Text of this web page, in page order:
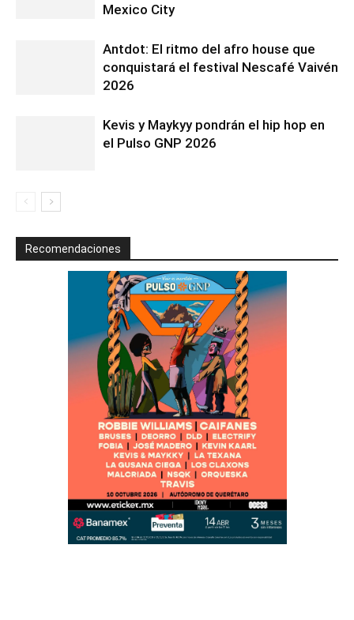
Mexico City
Antdot: El ritmo del afro house que
conquistará el festival Nescafé Vaivén
2026
Kevis y Maykyy pondrán el hip hop en
el Pulso GNP 2026
Recomendaciones